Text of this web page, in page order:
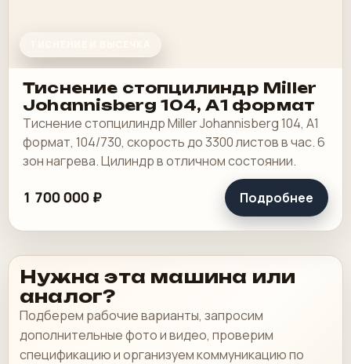
Тиснение стопцилиндр Miller
Johannisberg 104, А1 формат
Тиснение стопцилиндр Miller Johannisberg 104, А1
формат, 104/730, скорость до 3300 листов в час. 6
зон нагрева. Цилиндр в отличном состоянии.
1 700 000 ₽ Подробнее
Нужна эта машина или
аналог?
Подберем рабочие варианты, запросим
дополнительные фото и видео, проверим
спецификацию и организуем коммуникацию по